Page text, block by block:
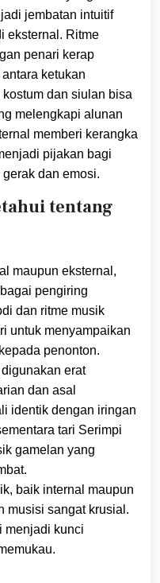
jembatan intuitif
eksternal. Ritme
penari kerap
ketukan
dan siulan bisa
melengkapi alunan
memberi kerangka
pijakan bagi
dan emosi.
tentang
maupun eksternal,
pengiring
dan ritme musik
untuk menyampaikan
penonton.
erat
dan asal
identik dengan iringan
tari Serimpi
gamelan yang
baik internal maupun
musisi sangat krusial.
menjadi kunci